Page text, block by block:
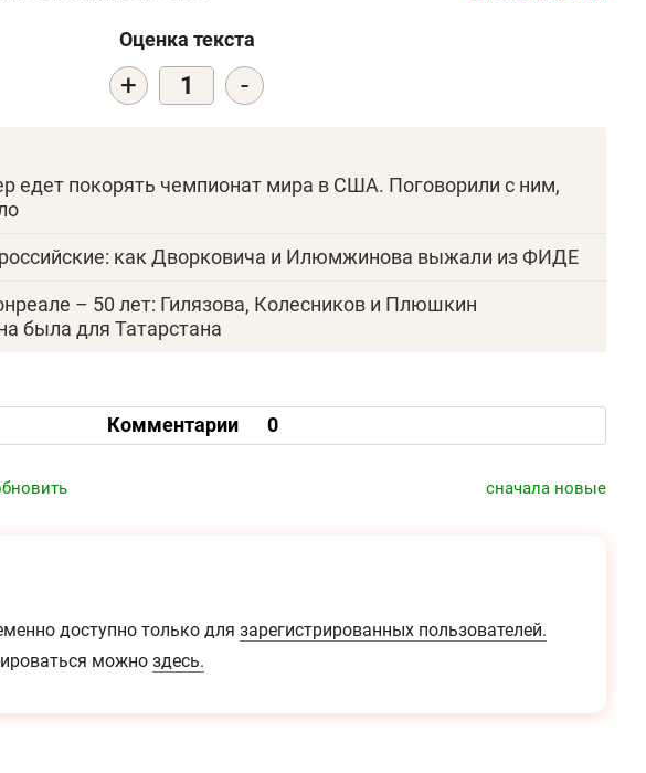
Оценка текста
+ 1 -
едет покорять чемпионат мира в США. Поговорили с ним,
как Дворковича и Илюмжинова выжали из ФИДЕ
– 50 лет: Гилязова, Колесников и Плюшкин
была для Татарстана
Комментарии 0
сначала новые
доступно только для зарегистрированных пользователей.
можно здесь.